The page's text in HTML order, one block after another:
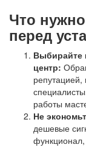
Что
перед
Выбирайте
центр:
работы
Не
дешевые
функционал,